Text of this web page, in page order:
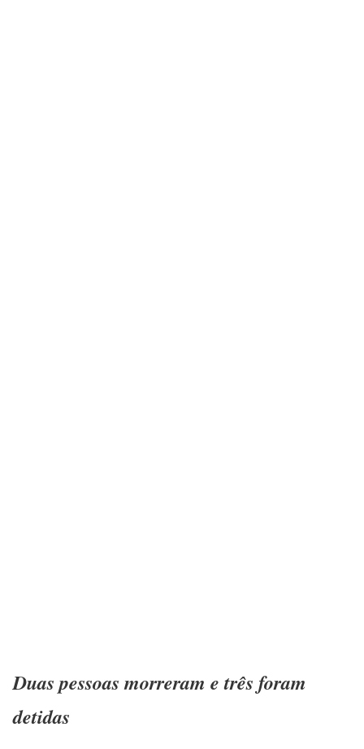
Duas pessoas morreram e três foram
detidas